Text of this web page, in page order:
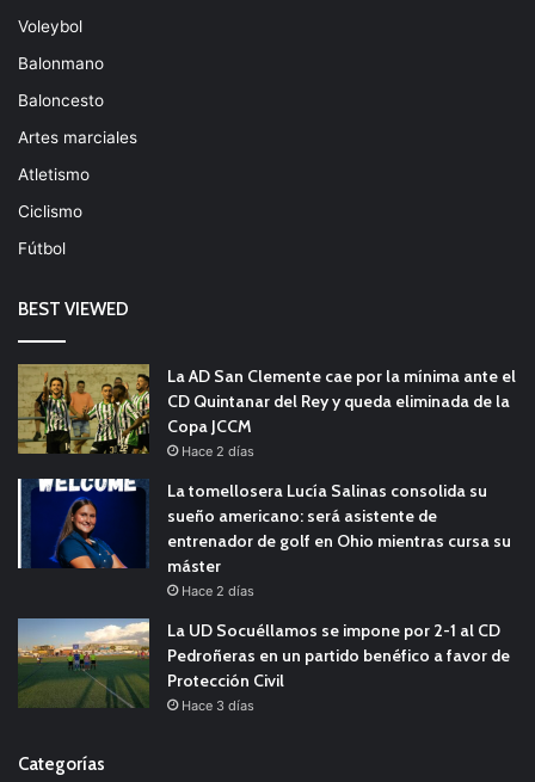
Voleybol
Balonmano
Baloncesto
Artes marciales
Atletismo
Ciclismo
Fútbol
BEST VIEWED
La AD San Clemente cae por la mínima ante el
CD Quintanar del Rey y queda eliminada de la
Copa JCCM
Hace 2 días
La tomellosera Lucía Salinas consolida su
sueño americano: será asistente de
entrenador de golf en Ohio mientras cursa su
máster
Hace 2 días
La UD Socuéllamos se impone por 2-1 al CD
Pedroñeras en un partido benéfico a favor de
Protección Civil
Hace 3 días
Categorías